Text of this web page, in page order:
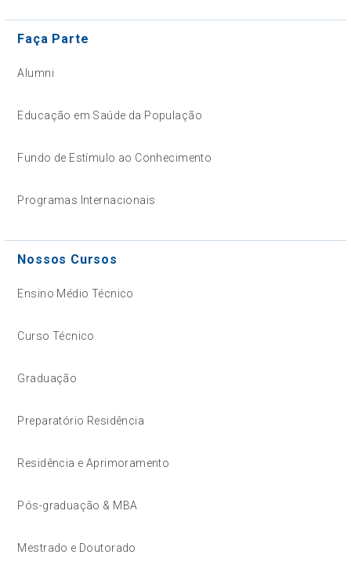
Faça Parte
Alumni
Educação em Saúde da População
Fundo de Estímulo ao Conhecimento
Programas Internacionais
Nossos Cursos
Ensino Médio Técnico
Curso Técnico
Graduação
Preparatório Residência
Residência e Aprimoramento
Pós-graduação & MBA
Mestrado e Doutorado